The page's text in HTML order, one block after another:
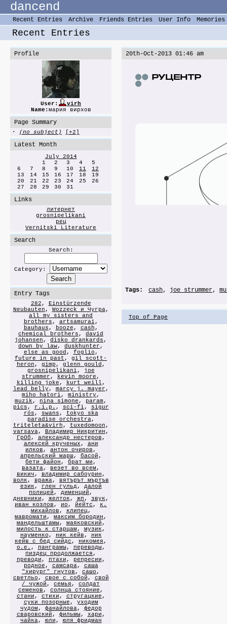
dancend
Recent Entries Archive Friends Entries User Info Memories
Recent Entries
Profile
User:
virh
Name: мария вирхов
Page Summary
· (no subject) [+2]
Latest Month
July 2014
1
2 3 4
5
6
7 8 9 10 11
12
13
14 15 16 17 18
19
20
21 22 23 24 25
26
27
28 29 30 31
Links
литернет
grosnipelikani
рец
Vernitski Literature
Search
Search:
Category:
Entry Tags
282 , Einstürzende
Neubauten , Wozzeck и Чугра,
all my sisters and
brothers , artsamurai ,
bauhaus , booze , cash ,
chemical brothers , david
johansen , disko drankards ,
down by law, duskhunter ,
else as good , foglio ,
future in past , gil scott-
heron , gimp , glenn gould ,
grosnipelikani ,
joe
strummer , kevin moore ,
killing joke , kurt weill ,
lead belly , marcy j. mayer ,
miho hatori , ministry ,
muzik , nina simone , param ,
pics , r.i.p. , sci-fi ,
sigur
rós , swans ,
tokyo ska
paradise orchestra,
triteleta&virh , tuxedomoon ,
varsava, Владимир Никритин ,
ГрОб , александр нестеров ,
алексей крученых , ани
илков , антон очиров ,
апрельский марш , басой ,
бети файон , брат ми ,
вазата, везет во всем ,
викич , владимир сабоурин ,
волк , вража,
вятърът мъртъв
език , глен гульд, далой
полицей , дименций ,
дневники , желток , жп , звук ,
иван козлов , ио , йейтс , к.
михайлов , клипец,
мавромати , максим бородин ,
мандельштамы , маяковский ,
милость к старцам , музик ,
науменко , ник кейв ,
ник
кейв с бед сийдс , никомея ,
о.е. , панграмы , переводы ,
пиздец продолжается ,
преводи , птахи , репресии ,
родное , самсара, саша
"хирург" гнутов , сашо ,
светльо , свое с собой , свой
/ чужой , семья , солдат
семенов , солнца стояние ,
стани , стихи , стругацкие ,
суки позорные , уходим
чудом , фанайлова, федор
сваровский , фильмы , хари ,
чайка, юли , юля фридман
20th-Oct-2013 01:46 am
Tags: cash, joe strummer,
Top of Page